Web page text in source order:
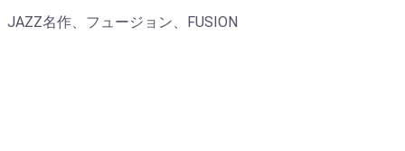
JAZZ名作、フュージョン、FUSION